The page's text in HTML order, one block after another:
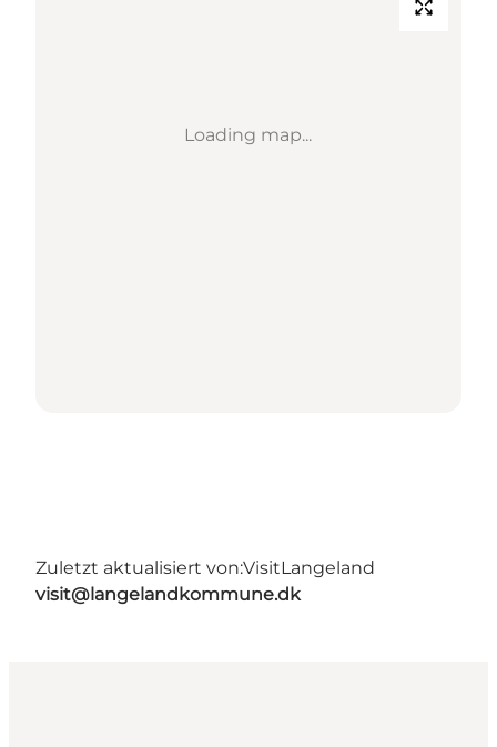
Loading map...
Zuletzt aktualisiert von:VisitLangeland
visit@langelandkommune.dk